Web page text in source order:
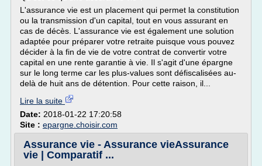
L'assurance vie est un placement qui permet la constitution
ou la transmission d'un capital, tout en vous assurant en
cas de décès. L'assurance vie est également une solution
adaptée pour préparer votre retraite puisque vous pouvez
décider à la fin de vie de votre contrat de convertir votre
capital en une rente garantie à vie. Il s'agit d'une épargne
sur le long terme car les plus-values sont défiscalisées au-
delà de huit ans de détention. Pour cette raison, il...
Lire la suite
Date: 2018-01-22 17:20:58
Site : epargne.choisir.com
Assurance vie - Assurance vieAssurance
vie | Comparatif ...